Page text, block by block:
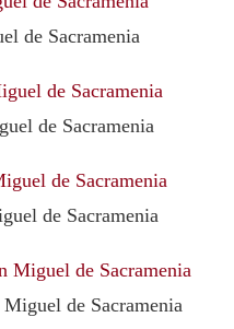
de Sacramenia
de Sacramenia
de Sacramenia
de Sacramenia